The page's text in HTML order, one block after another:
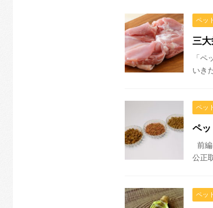
ペッ
三
「
いき
ペッ
ペ
前
公正
ペッ